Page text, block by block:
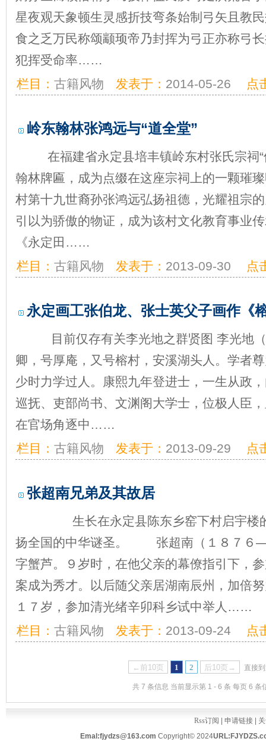
星夜观天象顿生灵感折技弯条始制弓矢且教
食之乏万民称颂颛顼帝乃封挥为弓正亦称弓
犯挥受命率……
栏目： 古籍风物 发表于： 2014-05-26 点
岭东翰林张鸿远与“道全堂”
在福建省永定县培丰镇岭东村张氏宗祠“
翰林牌匾，成为点缀在这座宗祠上的一颗璀
村第十九世裔孙张鸿远弘扬祖德，光耀祖宗
引以为骄傲的物证，成为该村文化教育事业
《永定田……
栏目： 古籍风物 发表于： 2013-09-30 点
永定画工张伯龙、张士英父子画作《
目前仅存有关李光地之群贤图 李光地（
卿，号厚庵，又号榕村，安溪湖头人。学者
少时力学过人。康熙九年登进士，一生从政
巡抚、吏部尚书、文渊阁大学士，位极人臣
在官场角逐中……
栏目： 古籍风物 发表于： 2013-09-29 点
张超南兄弟及其故居
生长在永定县陈东乡窑下村启宇楼的
扬全国的中华谜圣。 张超南（１８７６—
字蟹芦。９岁时，在他父亲的幕僚指引下，
案成为秀才。以后随父亲居湖南辰州，加倍
１７岁，参加清光绪辛卯科乡试中举人……
栏目： 古籍风物 发表于： 2013-09-24 点
←前10页 1 2 后10页→ 直接
共 7 条信息 当前显示第 1 - 6 条 每页 6 条
Rss订阅 申请链接|
Emal:fjydzs@163.com Copyright© 2024